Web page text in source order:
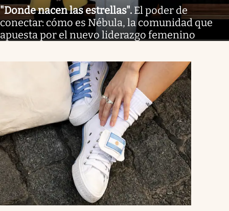
"Donde nacen las estrellas". El poder de
conectar: cómo es Nébula, la comunidad que
apuesta por el nuevo liderazgo femenino